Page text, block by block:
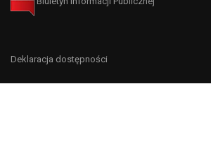
Deklaracja dostępności